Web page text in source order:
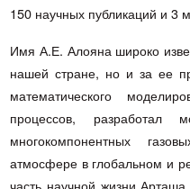
150 научных публикаций и 3
Имя А.Е. Алояна широко
нашей стране, но и за ее
математического
процессов, разработал
многокомпонентных
атмосфере в глобальном и